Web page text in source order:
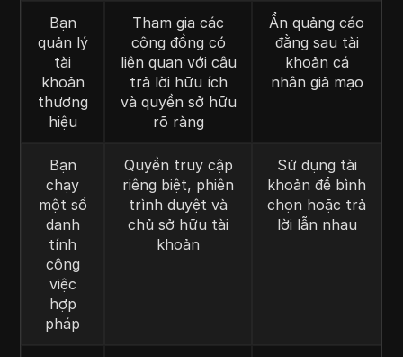
Bạn
quản lý
tài
khoản
thương
hiệu
Tham gia các
cộng đồng có
liên quan với câu
trả lời hữu ích
và quyền sở hữu
rõ ràng
Ẩn quảng cáo
đằng sau tài
khoản cá
nhân giả mạo
Bạn
chạy
một số
danh
tính
công
việc
hợp
pháp
Quyền truy cập
riêng biệt, phiên
trình duyệt và
chủ sở hữu tài
khoản
Sử dụng tài
khoản để bình
chọn hoặc trả
lời lẫn nhau